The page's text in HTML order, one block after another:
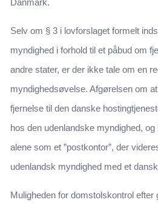
Selv om § 3 i lovforslaget formelt
myndighed i forhold til et påbud om
andre stater, er der ikke tale om en
myndighedsøvelse. Afgørelsen om
fjernelse til den danske
hos den udenlandske myndighed,
alene som et ”postkontor”, der
udenlandsk myndighed med et
Muligheden for domstolskontrol